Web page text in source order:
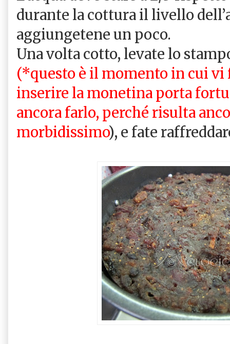
durante la cottura il livello
aggiungetene un poco.
Una volta cotto, levate lo
(*questo è il momento in cui
inserire la monetina porta
ancora farlo, perché risulta
morbidissimo), e fate